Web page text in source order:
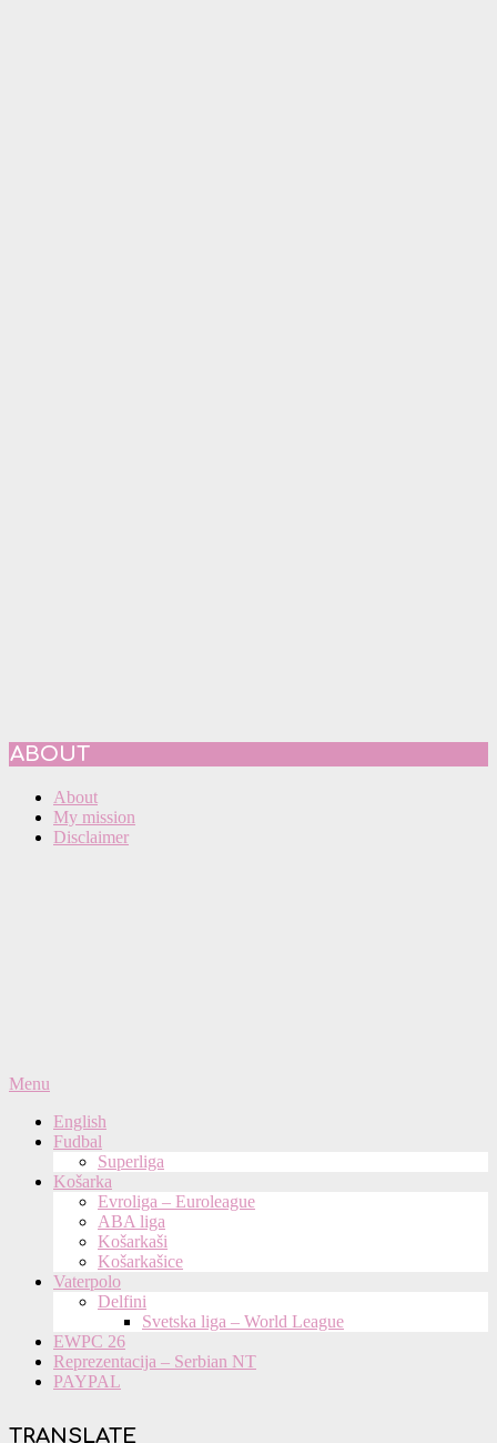
ABOUT
About
My mission
Disclaimer
Primary
Menu
Menu
English
Fudbal
Superliga
Košarka
Evroliga – Euroleague
ABA liga
Košarkaši
Košarkašice
Vaterpolo
Delfini
Svetska liga – World League
EWPC 26
Reprezentacija – Serbian NT
PAYPAL
TRANSLATE